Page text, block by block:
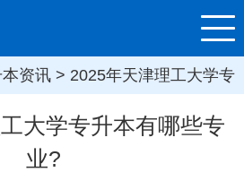
资讯 > 2025年天津理工大学专
大学专升本有哪些专
业?